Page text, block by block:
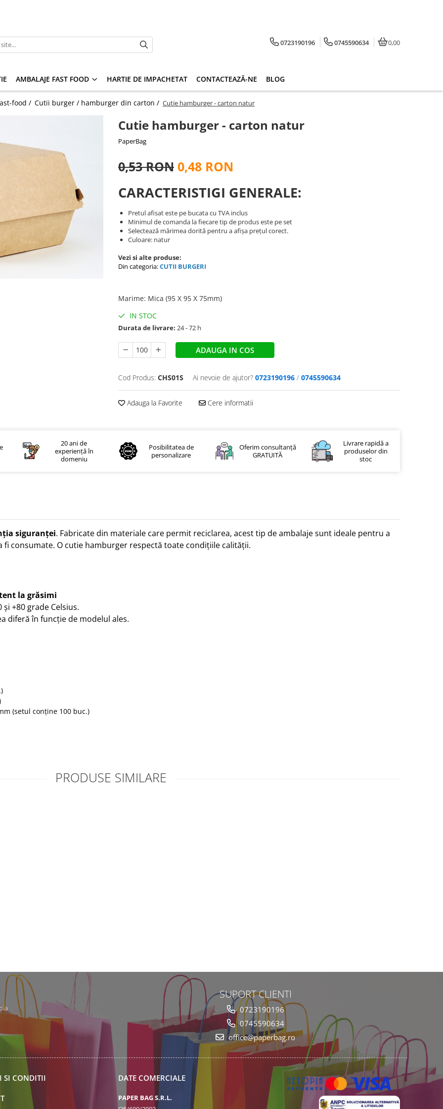
0723190196 0745590634 0,00
AMBALAJE FAST FOOD HARTIE DE IMPACHETAT CONTACTEAZĂ-NE BLOG
food / Cutii burger / hamburger din carton / Cutie hamburger - carton natur
Cutie hamburger - carton natur
PaperBag
0,53 RON 0,48 RON
CARACTERISTIGI GENERALE:
Pretul afisat este pe bucata cu TVA inclus
Minimul de comanda la fiecare tip de produs este pe set
Selectează mărimea dorită pentru a afișa prețul corect.
Culoare: natur
Vezi si alte produse:
Din categoria:CUTII BURGERI
Marime: Mica (95 X 95 X 75mm)
IN STOC
Durata de livrare: 24 - 72 h
ADAUGA IN COS
Cod Produs: CHS01S Ai nevoie de ajutor? 0723190196 / 0745590634
Adauga la Favorite Cere informatii
20 ani de
experiență în
domeniu
Posibilitatea de
personalizare
Oferim consultanță
GRATUITĂ
Livrare rapidă a
produselor din
stoc
siguranței. Fabricate din materiale care permit reciclarea, acest tip de ambalaje sunt ideale pentru a
fi consumate. O cutie hamburger respectă toate condițiile calității.
la grăsimi
+80 grade Celsius.
diferă în funcție de modelul ales.
(setul conține 100 buc.)
PRODUSE SIMILARE
SUPORT CLIENTI
0723190196
0745590634
office@paperbag.ro
SI CONDITII DATE COMERCIALE
PAPER BAG S.R.L.